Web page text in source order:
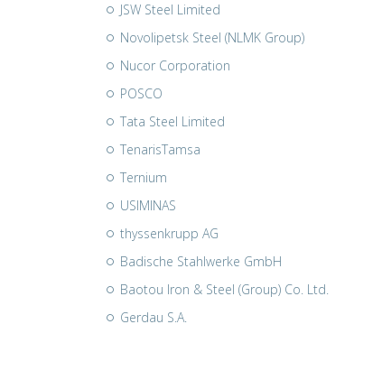
JSW Steel Limited
Novolipetsk Steel (NLMK Group)
Nucor Corporation
POSCO
Tata Steel Limited
TenarisTamsa
Ternium
USIMINAS
thyssenkrupp AG
Badische Stahlwerke GmbH
Baotou Iron & Steel (Group) Co. Ltd.
Gerdau S.A.